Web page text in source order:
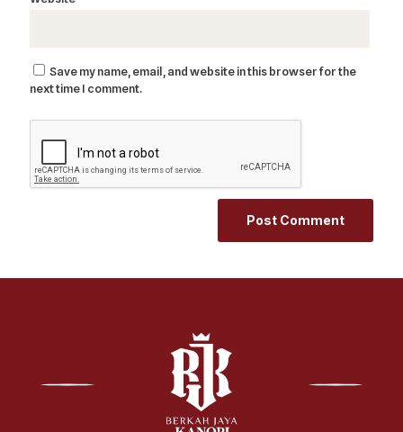
Save my name, email, and website in this browser for the
next time I comment.